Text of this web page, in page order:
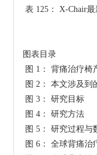
表 125： X-Chair最新发展动态
图表目录